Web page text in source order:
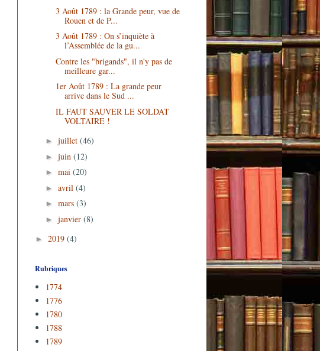
3 Août 1789 : la Grande peur, vue de
Rouen et de P...
3 Août 1789 : On s’inquiète à
l’Assemblée de la gu...
Contre les "brigands", il n'y pas de
meilleure gar...
1er Août 1789 : La grande peur
arrive dans le Sud ...
IL FAUT SAUVER LE SOLDAT
VOLTAIRE !
► juillet (46)
► juin (12)
► mai (20)
► avril (4)
► mars (3)
► janvier (8)
► 2019 (4)
Rubriques
1774
1776
1780
1788
1789